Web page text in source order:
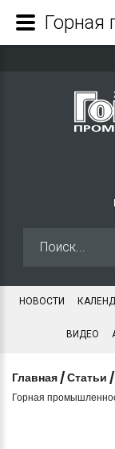
НОВОСТИ
ВИДЕО
Главная /Статьи /
Горная
Горная